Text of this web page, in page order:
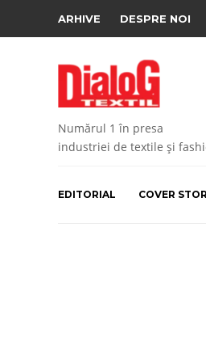
ARHIVE DESPRE NOI
Numărul 1 în presa
industriei de textile și
EDITORIAL COVER